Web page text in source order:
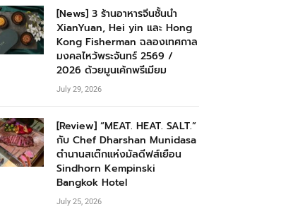
[News] 3 ร้านอาหารจีนชั้นนำ
XianYuan, Hei yin และ Hong
Kong Fisherman ฉลองเทศกาล
มงคลไหว้พระจันทร์ 2569 /
2026 ด้วยมูนเค้กพรีเมียม
July 29, 2026
[Review] “MEAT. HEAT. SALT.”
กับ Chef Dharshan Munidasa
ตำนานสเต๊กแห่งมัลดีฟส์เยือน
Sindhorn Kempinski
Bangkok Hotel
July 25, 2026